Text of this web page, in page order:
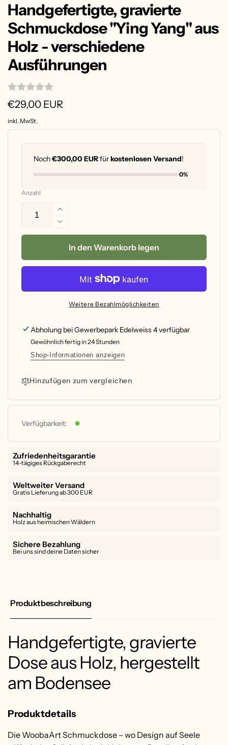
Handgefertigte, gravierte
Schmuckdose "Ying Yang" aus
Holz - verschiedene
Ausführungen
Normaler
Preis
€29,00 EUR
inkl. MwSt.
Noch€300,00 EURfürkostenlosen Versand!
0%
Anzahl
Erhöhe
die
Menge
für
gravierte
Schmuckdose
aus
-
verschiedene
Ausführungen
Verringere
die
Menge
für
Handgefertigte,
gravierte
Schmuckdose
&quot;Ying
Holz
-
verschiedene
In den Warenkorb legen
Weitere Bezahlmöglichkeiten
Abholung beiGewerbepark Edelweiss 4verfügbar
Gewöhnlich fertig in 24 Stunden
Shop-Informationen anzeigen
Hinzufügen zum vergleichen
Verfügbarkeit:
Zufriedenheitsgarantie
14-tägiges Rückgaberecht
Weltweiter Versand
Gratis Lieferung ab 300 EUR
Nachhaltig
Holz aus heimischen Wäldern
Sichere Bezahlung
Bei uns sind deine Daten sicher
Produktbeschreibung
Handgefertigte, gravierte
Dose aus Holz, hergestellt
am Bodensee
Produktdetails
Die WoobaArt Schmuckdose – wo Design auf Seele